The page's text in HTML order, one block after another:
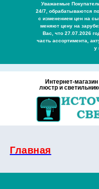
Уважаемые
24/7, обрабатываются
с изменением цен на
меняют цену на
Вас, что 27.07.2026
часть ассортимента,
у
Интернет-
люстр и
Главная